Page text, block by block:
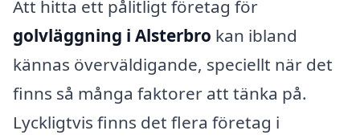
Att hitta ett pålitligt företag för
golvläggning i Alsterbro kan ibland
kännas överväldigande, speciellt när det
finns så många faktorer att tänka på.
Lyckligtvis finns det flera företag i